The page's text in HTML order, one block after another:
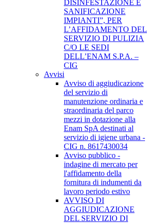
DISINFESTAZIONE E
SANIFICAZIONE
IMPIANTI”, PER
L’AFFIDAMENTO DEL
SERVIZIO DI PULIZIA
C/O LE SEDI
DELL’ENAM S.P.A. –
CIG
Avvisi
Avviso di aggiudicazione
del servizio di
manutenzione ordinaria e
straordinaria del parco
mezzi in dotazione alla
Enam SpA destinati al
servizio di igiene urbana -
CIG n. 8617430034
Avviso pubblico -
indagine di mercato per
l'affidamento della
fornitura di indumenti da
lavoro periodo estivo
AVVISO DI
AGGIUDICAZIONE
DEL SERVIZIO DI